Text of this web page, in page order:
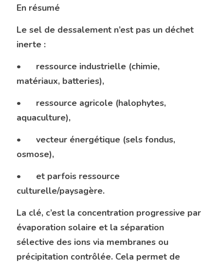
En résumé
Le sel de dessalement n’est pas un déchet
inerte :
•	ressource industrielle (chimie,
matériaux, batteries),
•	ressource agricole (halophytes,
aquaculture),
•	vecteur énergétique (sels fondus,
osmose),
•	et parfois ressource
culturelle/paysagère.
La clé, c’est la concentration progressive par
évaporation solaire et la séparation
sélective des ions via membranes ou
précipitation contrôlée. Cela permet de